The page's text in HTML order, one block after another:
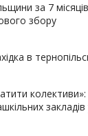
за 7
збору
в